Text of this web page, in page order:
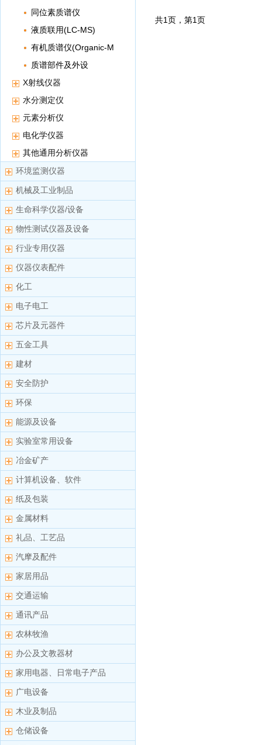
同位素质谱仪
液质联用(LC-MS)
有机质谱仪(Organic-M
ASS)质谱部件及外设
X射线仪器
水分测定仪
元素分析仪
电化学仪器
其他通用分析仪器
环境监测仪器
机械及工业制品
生命科学仪器/设备
物性测试仪器及设备
行业专用仪器
仪器仪表配件
化工
电子电工
芯片及元器件
五金工具
建材
安全防护
环保
能源及设备
实验室常用设备
冶金矿产
计算机设备、软件
纸及包装
金属材料
礼品、工艺品
汽摩及配件
家居用品
交通运输
通讯产品
农林牧渔
办公及文教器材
家用电器、日常电子产品
广电设备
木业及制品
仓储设备
共1页，第1页